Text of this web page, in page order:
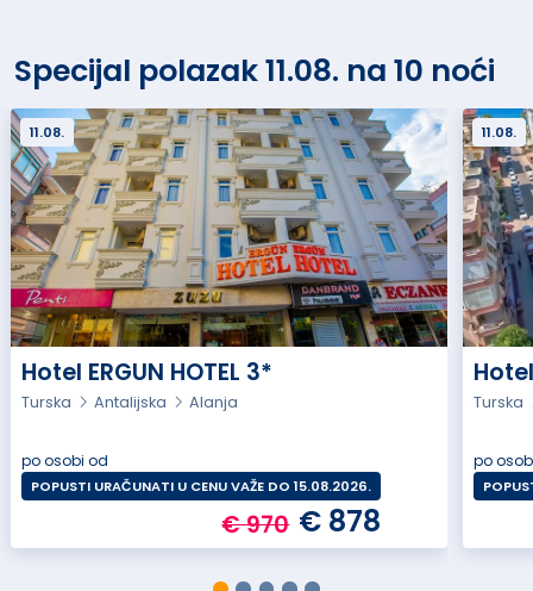
Specijal polazak 11.08. na 10 noći
11.08.
Hotel ERGUN HOTEL 3*
Turska Antalijska Alanja
po osobi od
POPUSTI URAČUNATI U CENU VAŽE DO 15.08.2026.
€ 970 € 878
11.08.
Turska
po